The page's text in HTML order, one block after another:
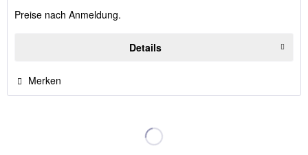
Preise nach Anmeldung.
Details
Merken